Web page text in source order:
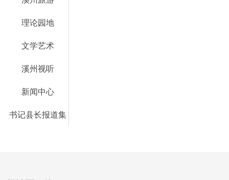
理论园地
文学艺术
溪州视听
新闻中心
书记县长报道集